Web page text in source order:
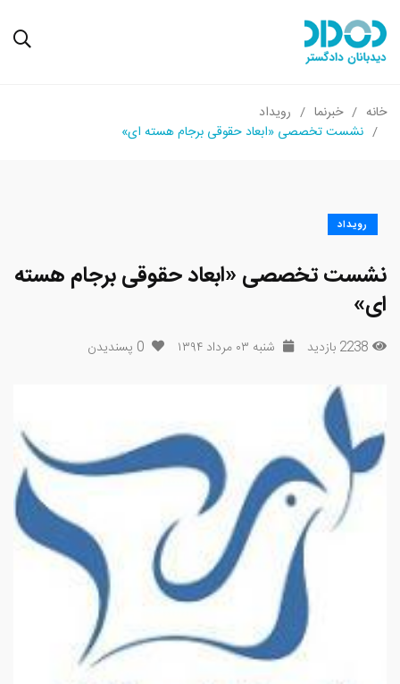
خانه خبرنما
رویداد
نشست تخصصی «ابعاد حقوقی برجام هسته ای»
رویداد
نشست تخصصی «ابعاد حقوقی برجام هسته
ای»
2238 بازدید شنبه ۰۳ مرداد ۱۳۹۴ 0 پسندیدن